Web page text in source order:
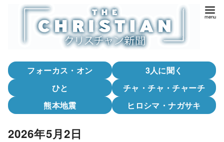
フォーカス・オン
3人に聞く
ひと
チャ・チャ・チャーチ
熊本地震
ヒロシマ・ナガサキ
2026年5月2日